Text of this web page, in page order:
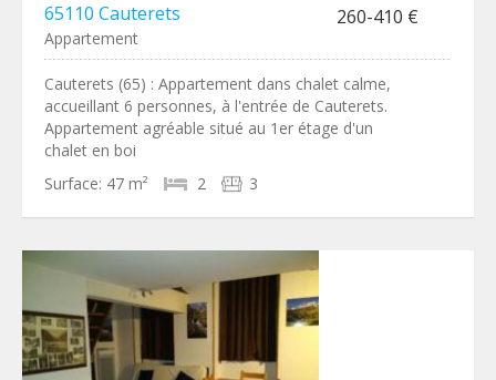
65110 Cauterets 260-410 €
Appartement
Cauterets (65) : Appartement dans chalet calme,
accueillant 6 personnes, à l'entrée de Cauterets.
Appartement agréable situé au 1er étage d'un
chalet en boi
Surface: 47 m² 2 3